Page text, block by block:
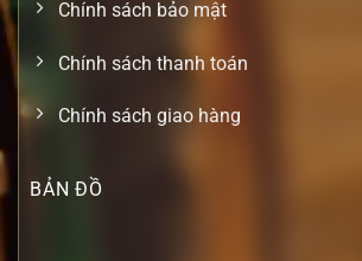
Chính sách bảo mật
Chính sách thanh toán
Chính sách giao hàng
BẢN ĐỒ